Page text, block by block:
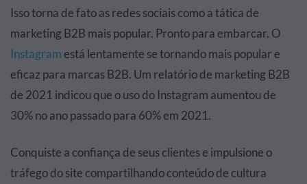
Isso torna de fato as redes sociais como a tática de
marketing B2B mais popular. Pronto para embarcar. O
Instagram está lentamente se tornando mais popular e
eficaz para marcas B2B. Um relatório de marketing B2B
de 2021 indicou que o uso do Instagram aumentou de
30% no ano passado para 60% em 2021.
Conquiste a confiança de seus clientes e impulsione o
tráfego do site compartilhando conteúdo de cultura